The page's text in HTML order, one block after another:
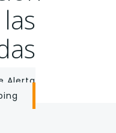
Alerta